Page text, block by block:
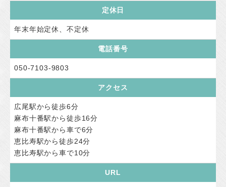
定休日
年末年始定休、不定休
電話番号
050-7103-9803
アクセス
広尾駅から徒歩6分
麻布十番駅から徒歩16分
麻布十番駅から車で6分
恵比寿駅から徒歩24分
恵比寿駅から車で10分
URL